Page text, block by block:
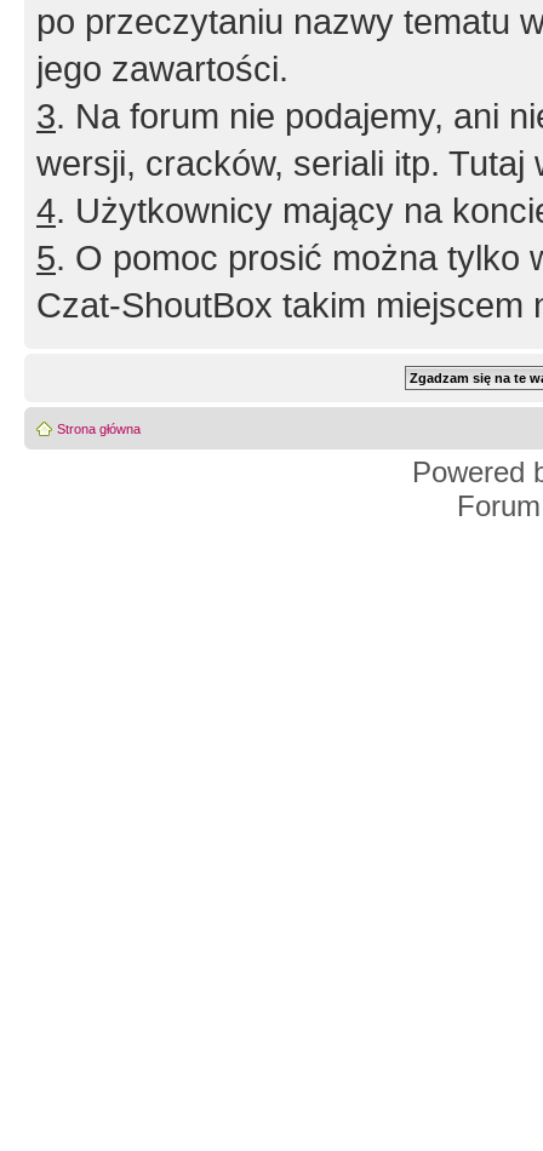
po przeczytaniu nazwy tematu
jego zawartości.
3. Na forum nie podajemy, ani
wersji, cracków, seriali itp. Tutaj
4. Użytkownicy mający na
5. O pomoc prosić można tylko
Czat-ShoutBox takim miejscem
Strona główna
Powered